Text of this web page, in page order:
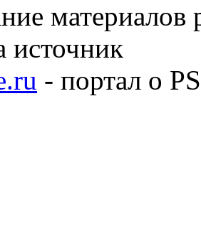
материалов
источник
- портал о